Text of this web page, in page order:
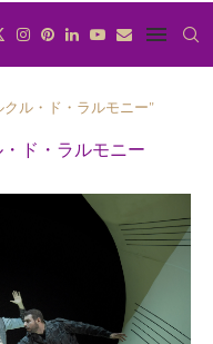
クル・ド・ラルモニー"
ド・ラルモニー